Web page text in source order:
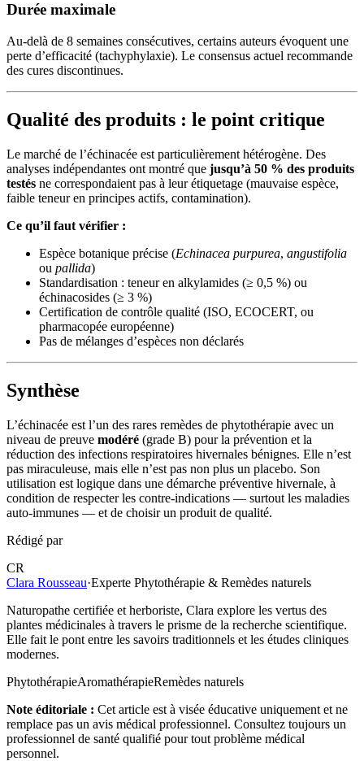
Durée maximale
Au-delà de 8 semaines consécutives, certains auteurs évoquent une
perte d’efficacité (tachyphylaxie). Le consensus actuel recommande
des cures discontinues.
Qualité des produits : le point critique
Le marché de l’échinacée est particulièrement hétérogène. Des
analyses indépendantes ont montré que jusqu’à 50 % des produits
testés ne correspondaient pas à leur étiquetage (mauvaise espèce,
faible teneur en principes actifs, contamination).
Ce qu’il faut vérifier :
Espèce botanique précise (Echinacea purpurea, angustifolia
ou pallida)
Standardisation : teneur en alkylamides (≥ 0,5 %) ou
échinacosides (≥ 3 %)
Certification de contrôle qualité (ISO, ECOCERT, ou
pharmacopée européenne)
Pas de mélanges d’espèces non déclarés
Synthèse
L’échinacée est l’un des rares remèdes de phytothérapie avec un
niveau de preuve modéré (grade B) pour la prévention et la
réduction des infections respiratoires hivernales bénignes. Elle n’est
pas miraculeuse, mais elle n’est pas non plus un placebo. Son
utilisation est logique dans une démarche préventive hivernale, à
condition de respecter les contre-indications — surtout les maladies
auto-immunes — et de choisir un produit de qualité.
Rédigé par
CR
Clara Rousseau·Experte Phytothérapie & Remèdes naturels
Naturopathe certifiée et herboriste, Clara explore les vertus des
plantes médicinales à travers le prisme de la recherche scientifique.
Elle fait le pont entre les savoirs traditionnels et les études cliniques
modernes.
PhytothérapieAromathérapieRemèdes naturels
Note éditoriale : Cet article est à visée éducative uniquement et ne
remplace pas un avis médical professionnel. Consultez toujours un
professionnel de santé qualifié pour tout problème médical
personnel.